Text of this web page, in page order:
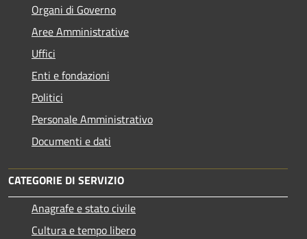
Organi di Governo
Aree Amministrative
Uffici
Enti e fondazioni
Politici
Personale Amministrativo
Documenti e dati
CATEGORIE DI SERVIZIO
Anagrafe e stato civile
Cultura e tempo libero